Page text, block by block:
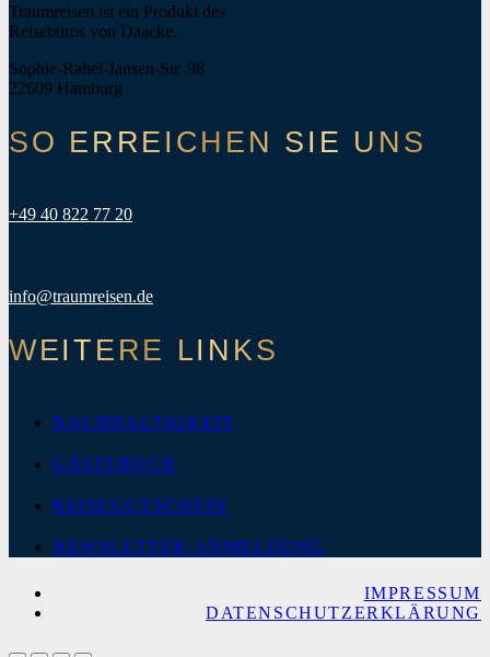
Traumreisen ist ein Produkt des
Reisebüros von Daacke.
Sophie-Rahel-Jansen-Str. 98
22609 Hamburg
SO ERREICHEN SIE UNS
+49 40 822 77 20
info@traumreisen.de
WEITERE LINKS
NACHHALTIGKEIT
GÄSTEBUCH
REISEGUTSCHEIN
NEWSLETTER-ANMELDUNG
IMPRESSUM
DATENSCHUTZERKLÄRUNG